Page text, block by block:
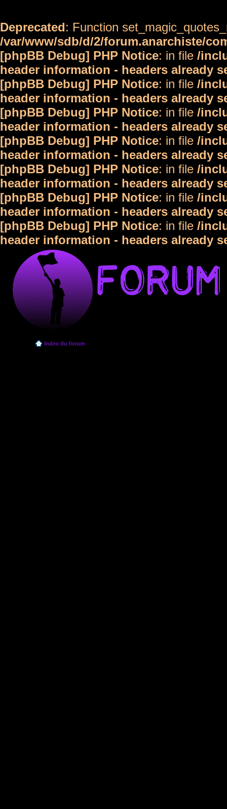
Deprecated: Function
/var/www/sdb/d/2/forum.anarchiste/
[phpBB Debug] PHP Notice: in file /
header information - headers already
[phpBB Debug] PHP Notice: in file /
header information - headers already
[phpBB Debug] PHP Notice: in file /
header information - headers already
[phpBB Debug] PHP Notice: in file /
header information - headers already
[phpBB Debug] PHP Notice: in file /
header information - headers already
[phpBB Debug] PHP Notice: in file /
header information - headers already
[phpBB Debug] PHP Notice: in file /
header information - headers already
Index du forum